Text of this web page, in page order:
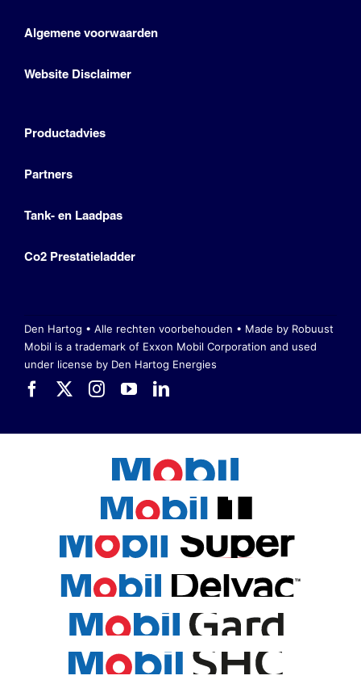
Algemene voorwaarden
Website Disclaimer
Productadvies
Partners
Tank- en Laadpas
Co2 Prestatieladder
Den Hartog • Alle rechten voorbehouden • Made by Robuust
Mobil is a trademark of Exxon Mobil Corporation and used
under license by Den Hartog Energies